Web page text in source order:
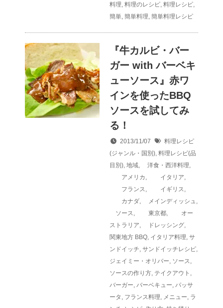
料理, 料理のレシピ, 料理レシピ,
簡単, 簡単料理, 簡単料理レシピ
『牛カルビ・バー
ガー with バーベキ
ューソース』赤ワ
インを使ったBBQ
ソースを試してみ
る！
2013/11/07
料理レシピ
(ジャンル・国別), 料理レシピ(品
目別), 地域, 洋食・西洋料理,
アメリカ , イタリア,
フランス, イギリス,
カナダ, メインディッシュ ,
ソース, 東京都,
オー
ストラリア, ドレッシング,
関東地方 BBQ, イタリア料理, サ
ンドイッチ, サンドイッチレシピ,
ジェイミー・オリバー, ソース,
ソースの作り方, テイクアウト ,
バーガー, バーベキュー, パッサ
ータ , フランス料理, メニュー, ラ